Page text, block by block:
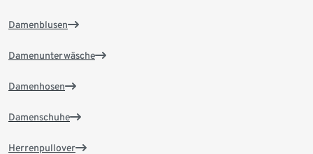
Damenblusen
Damenunterwäsche
Damenhosen
Damenschuhe
Herrenpullover